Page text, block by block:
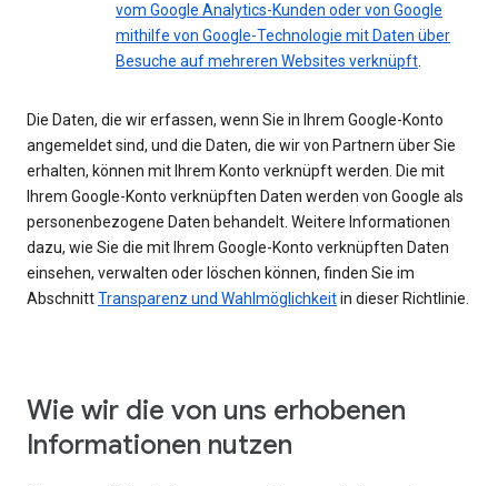
vom Google Analytics-Kunden oder von Google
mithilfe von Google-Technologie mit Daten über
Besuche auf mehreren Websites verknüpft.
Die Daten, die wir erfassen, wenn Sie in Ihrem Google-Konto
angemeldet sind, und die Daten, die wir von Partnern über Sie
erhalten, können mit Ihrem Konto verknüpft werden. Die mit
Ihrem Google-Konto verknüpften Daten werden von Google als
personenbezogene Daten behandelt. Weitere Informationen
dazu, wie Sie die mit Ihrem Google-Konto verknüpften Daten
einsehen, verwalten oder löschen können, finden Sie im
AbschnittTransparenz und Wahlmöglichkeitin dieser Richtlinie.
Wie wir die von uns erhobenen
Informationen nutzen